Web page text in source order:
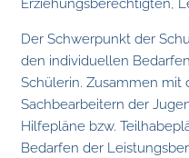
Der Schwerpunkt der
den individuellen
Schülerin. Zusammen mit
Sachbearbeitern der
Hilfepläne bzw.
Bedarfen der